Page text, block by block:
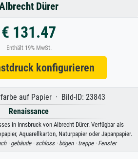
Dürer
€ 131.47
Enthält 19% MwSt.
konfigurieren
auf Papier · Bild-ID: 23843
Renaissance
in Innsbruck von Albrecht Dürer. Verfügbar als
Aquarellkarton, Naturpapier oder Japanpapier.
·gebäude · schloss · bögen · treppe · Fenster